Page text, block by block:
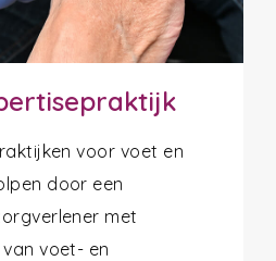
voor voet en
door een
met
voet- en